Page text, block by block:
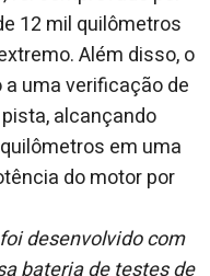
12 mil quilômetros
Além disso, o
uma verificação de
alcançando
em uma
do motor por
foi desenvolvido com